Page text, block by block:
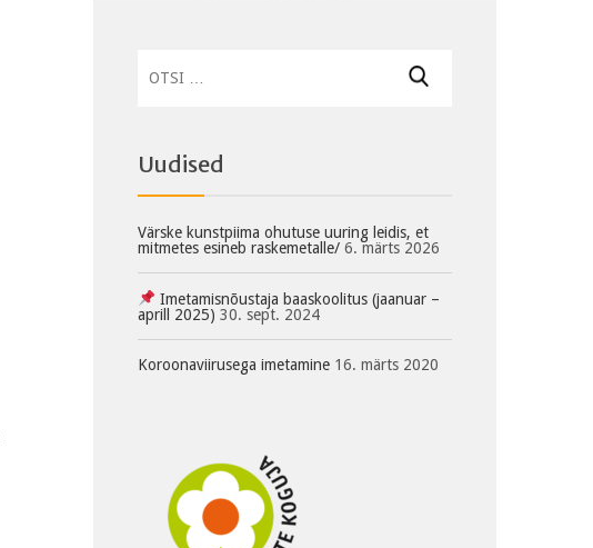
Uudised
Värske kunstpiima ohutuse uuring leidis, et
mitmetes esineb raskemetalle/ 6. märts 2026
Imetamisnõustaja baaskoolitus (jaanuar –
aprill 2025) 30. sept. 2024
Koroonaviirusega imetamine 16. märts 2020